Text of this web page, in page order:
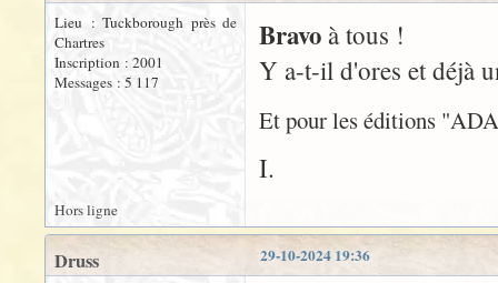
Lieu : Tuckborough près de
Chartres
Inscription : 2001
Messages : 5 117
Bravo à tous !
Y a-t-il d'ores et déjà
Et pour les éditions
I.
Hors ligne
29-10-2024 19:36
Druss